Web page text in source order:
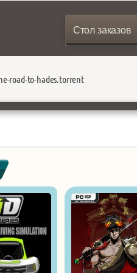
Стол заказов
road-to-hades.torrent